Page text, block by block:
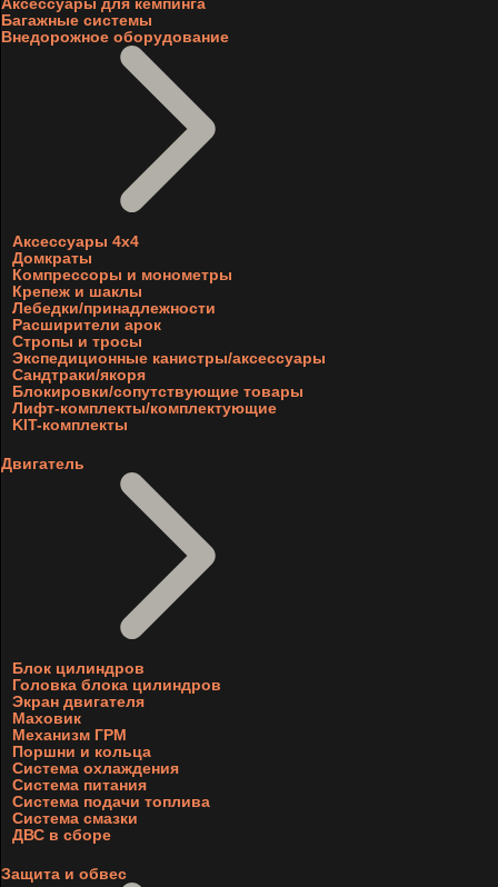
Багажные системы
Внедорожное оборудование
Аксессуары 4х4
Домкраты
Компрессоры и монометры
Крепеж и шаклы
Лебедки/принадлежности
Расширители арок
Стропы и тросы
Экспедиционные канистры/аксессуары
Сандтраки/якоря
Блокировки/сопутствующие товары
Лифт-комплекты/комплектующие
KIT-комплекты
Двигатель
Блок цилиндров
Головка блока цилиндров
Экран двигателя
Маховик
Механизм ГРМ
Поршни и кольца
Система охлаждения
Система питания
Система подачи топлива
Система смазки
ДВС в сборе
Защита и обвес